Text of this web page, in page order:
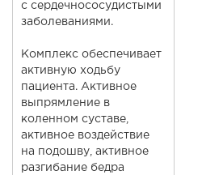
с сердечнососудистыми
заболеваниями.
Комплекс обеспечивает
активную ходьбу
пациента. Активное
выпрямление в
коленном суставе,
активное воздействие
на подошву, активное
разгибание бедра